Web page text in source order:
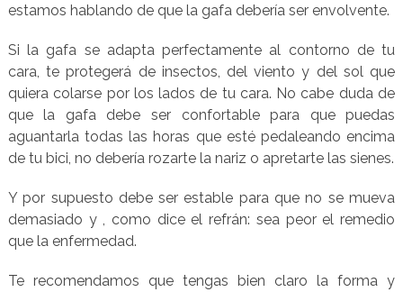
estamos hablando de que la gafa debería ser envolvente.
Si la gafa se adapta perfectamente al contorno de tu
cara, te protegerá de insectos, del viento y del sol que
quiera colarse por los lados de tu cara. No cabe duda de
que la gafa debe ser confortable para que puedas
aguantarla todas las horas que esté pedaleando encima
de tu bici, no debería rozarte la nariz o apretarte las sienes.
Y por supuesto debe ser estable para que no se mueva
demasiado y , como dice el refrán: sea peor el remedio
que la enfermedad.
Te recomendamos que tengas bien claro la forma y